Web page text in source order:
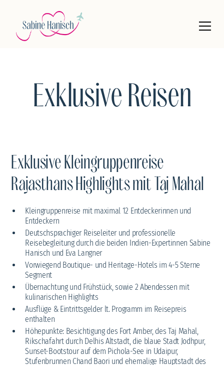
Exklusive Reisen
Exklusive Kleingruppenreise
Rajasthans Highlights mit Taj Mahal
Kleingruppenreise mit maximal 12 Entdeckerinnen und
Entdeckern
Deutschsprachiger Reiseleiter und professionelle
Reisebegleitung durch die beiden Indien-Expertinnen Sabine
Hanisch und Eva Langner
Vorwiegend Boutique- und Heritage-Hotels im 4-5 Sterne
Segment
Übernachtung und Frühstück, sowie 2 Abendessen mit
kulinarischen Highlights
Ausflüge & Eintrittsgelder lt. Programm im Reisepreis
enthalten
Höhepunkte: Besichtigung des Fort Amber, des Taj Mahal,
Rikschafahrt durch Delhis Altstadt, die blaue Stadt Jodhpur,
Sunset-Bootstour auf dem Pichola-See in Udaipur,
Stufenbrunnen Chand Baori und ehemalige Hauptstadt des